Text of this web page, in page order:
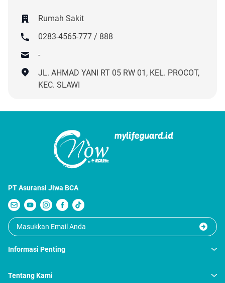
Rumah Sakit
0283-4565-777 / 888
-
JL. AHMAD YANI RT 05 RW 01, KEL. PROCOT,
KEC. SLAWI
PT Asuransi Jiwa BCA
Informasi Penting
Tentang Kami